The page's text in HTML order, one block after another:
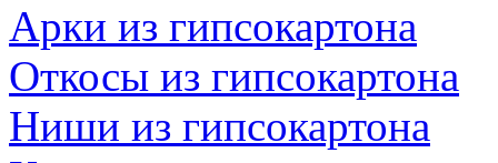
Арки из гипсокартона
Откосы из гипсокартона
Ниши из гипсокартона